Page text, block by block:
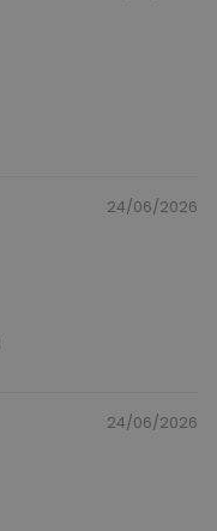
24/06/2026
24/06/2026